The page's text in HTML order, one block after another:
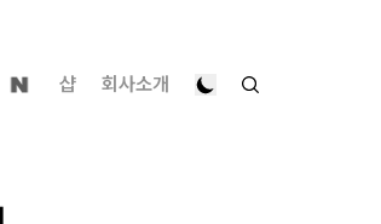
샵 회사소개